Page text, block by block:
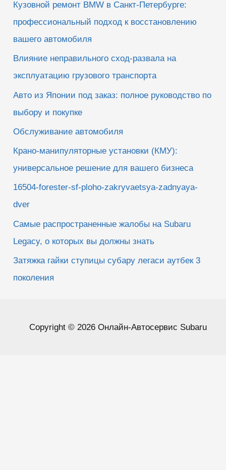
Кузовной ремонт BMW в Санкт-Петербурге:
профессиональный подход к восстановлению
вашего автомобиля
Влияние неправильного сход-развала на
эксплуатацию грузового транспорта
Авто из Японии под заказ: полное руководство по
выбору и покупке
Обслуживание автомобиля
Крано-манипуляторные установки (КМУ):
универсальное решение для вашего бизнеса
16504-forester-sf-ploho-zakryvaetsya-zadnyaya-
dver
Самые распространенные жалобы на Subaru
Legacy, о которых вы должны знать
Затяжка гайки ступицы субару легаси аутбек 3
поколения
Copyright © 2026 Онлайн-Автосервис Subaru